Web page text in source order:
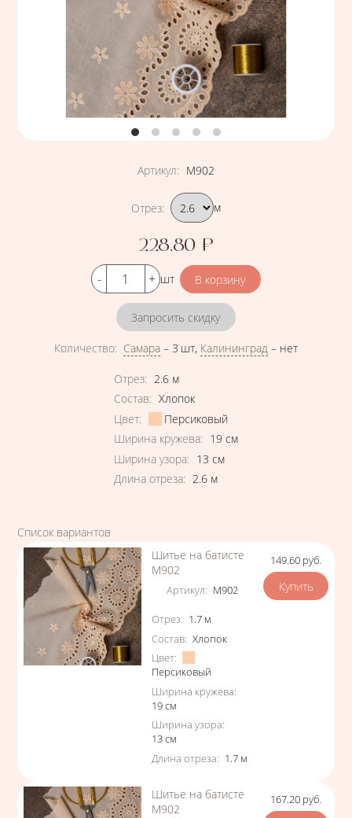
Артикул: М902
Подобрать вариант
Отрез: м
Цена
228.80 ₽
Кол-во шт
Запросить скидку
Количество: Самара –3 шт, Калининград – нет
Характеристики
Отрез: 2.6 м
Состав: Хлопок
Цвет:
Персиковый
Ширина кружева: 19 см
Ширина узора: 13 см
Длина отреза: 2.6 м
Список вариантов
Шитье на батисте
М902
Артикул: М902
Характеристики
Отрез: 1.7 м
Состав: Хлопок
Цвет:
Персиковый
Ширина кружева:
19см
Ширина узора:
13см
Длина отреза: 1.7 м
Цена
149.60 руб.
Шитье на батисте
М902
Цена
167.20 руб.